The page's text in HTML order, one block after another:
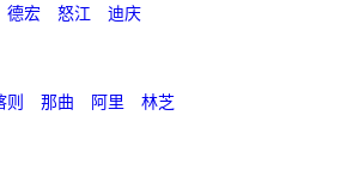
德宏 怒江 迪庆
则 那曲 阿里 林芝